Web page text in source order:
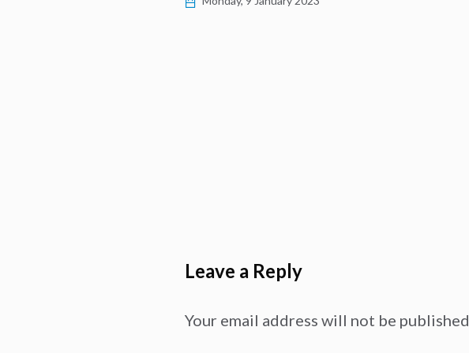
Leave a Reply
Your email address will not be published.